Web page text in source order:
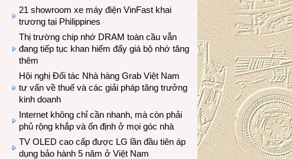
21 showroom xe máy điện VinFast khai
trương tại Philippines
Thị trường chip nhớ DRAM toàn cầu vẫn
đang tiếp tục khan hiếm đẩy giá bộ nhớ tăng
thêm
Hội nghị Đối tác Nhà hàng Grab Việt Nam
tư vấn về thuế và các giải pháp tăng trưởng
kinh doanh
Internet không chỉ cần nhanh, mà còn phải
phủ rộng khắp và ổn định ở mọi góc nhà
TV OLED cao cấp được LG lần đầu tiên áp
dụng bảo hành 5 năm ở Việt Nam